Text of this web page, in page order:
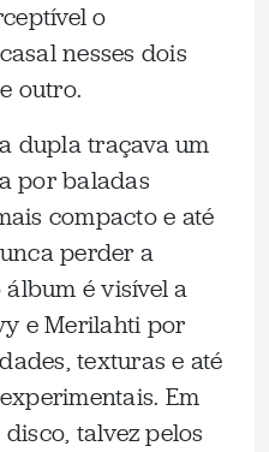
o
nesses dois
outro.
dupla traçava um
por baladas
compacto e até
perder a
é visível a
e Merilahti por
texturas e até
Em
talvez pelos